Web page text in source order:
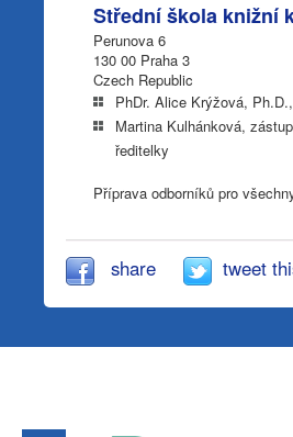
Střední škola knižní
Perunova 6
130 00 Praha 3
Czech Republic
PhDr. Alice Krýžová,
Martina Kulhánková,
ředitelky
Příprava odborníků pro
share tweet